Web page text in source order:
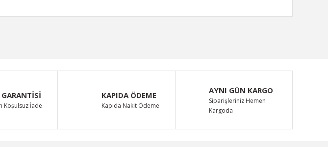
öneri formunu kullanarak tarafımıza iletebilirsiniz.
GARANTİSİ
Koşulsuz İade
KAPIDA ÖDEME
Kapıda Nakit Ödeme
AYNI GÜN KARGO
Siparişleriniz Hemen
Kargoda